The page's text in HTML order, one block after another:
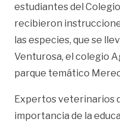
estudiantes del
recibieron
las especies, que se
Venturosa, el colegio
parque temático
Expertos veterinarios
importancia de la